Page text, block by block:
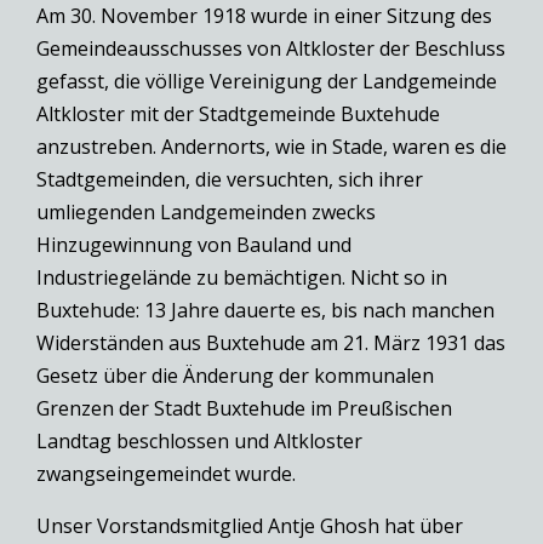
Am 30. November 1918 wurde in einer Sitzung des
Gemeindeausschusses von Altkloster der Beschluss
gefasst, die völlige Vereinigung der Landgemeinde
Altkloster mit der Stadtgemeinde Buxtehude
anzustreben. Andernorts, wie in Stade, waren es die
Stadtgemeinden, die versuchten, sich ihrer
umliegenden Landgemeinden zwecks
Hinzugewinnung von Bauland und
Industriegelände zu bemächtigen. Nicht so in
Buxtehude: 13 Jahre dauerte es, bis nach manchen
Widerständen aus Buxtehude am 21. März 1931 das
Gesetz über die Änderung der kommunalen
Grenzen der Stadt Buxtehude im Preußischen
Landtag beschlossen und Altkloster
zwangseingemeindet wurde.
Unser Vorstandsmitglied Antje Ghosh hat über